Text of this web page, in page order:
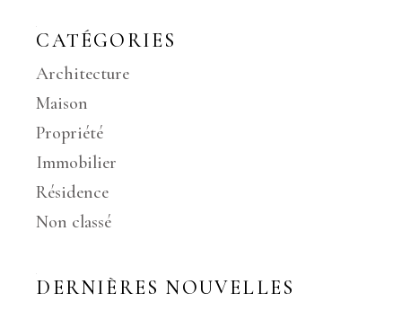
CATÉGORIES
Architecture
Maison
Propriété
Immobilier
Résidence
Non classé
DERNIÈRES NOUVELLES